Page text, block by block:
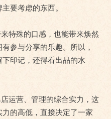
要考虑的东西。
特殊的口感，也能带来焕然
参与分享的乐趣。所以，
印记，还得看出品的水
运营、管理的综合实力，这
的高低，直接决定了一家